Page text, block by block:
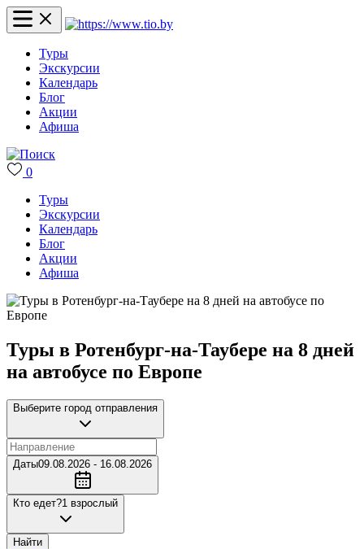
Туры
Экскурсии
Календарь
Блог
Акции
Афиша
0
Туры
Экскурсии
Календарь
Блог
Акции
Афиша
Туры в Ротенбург-на-Таубере на 8 дней
на автобусе по Европе
Выберите город отправления
Даты09.08.2026 - 16.08.2026
Кто едет?1 взрослый
Найти